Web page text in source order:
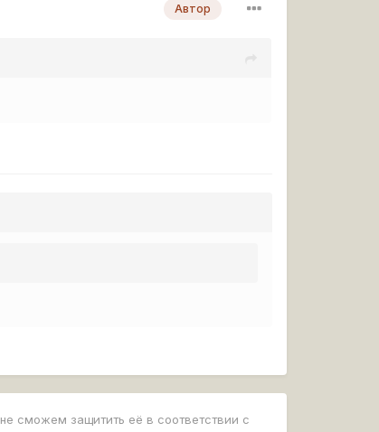
Автор
сможем защитить её в соответствии с